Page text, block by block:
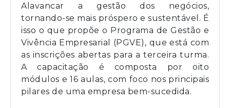
Alavancar a gestão dos negócios,
tornando-se mais próspero e sustentável. É
isso o que propõe o Programa de Gestão e
Vivência Empresarial (PGVE), que está com
as inscrições abertas para a terceira turma.
A capacitação é composta por oito
módulos e 16 aulas, com foco nos principais
pilares de uma empresa bem-sucedida.